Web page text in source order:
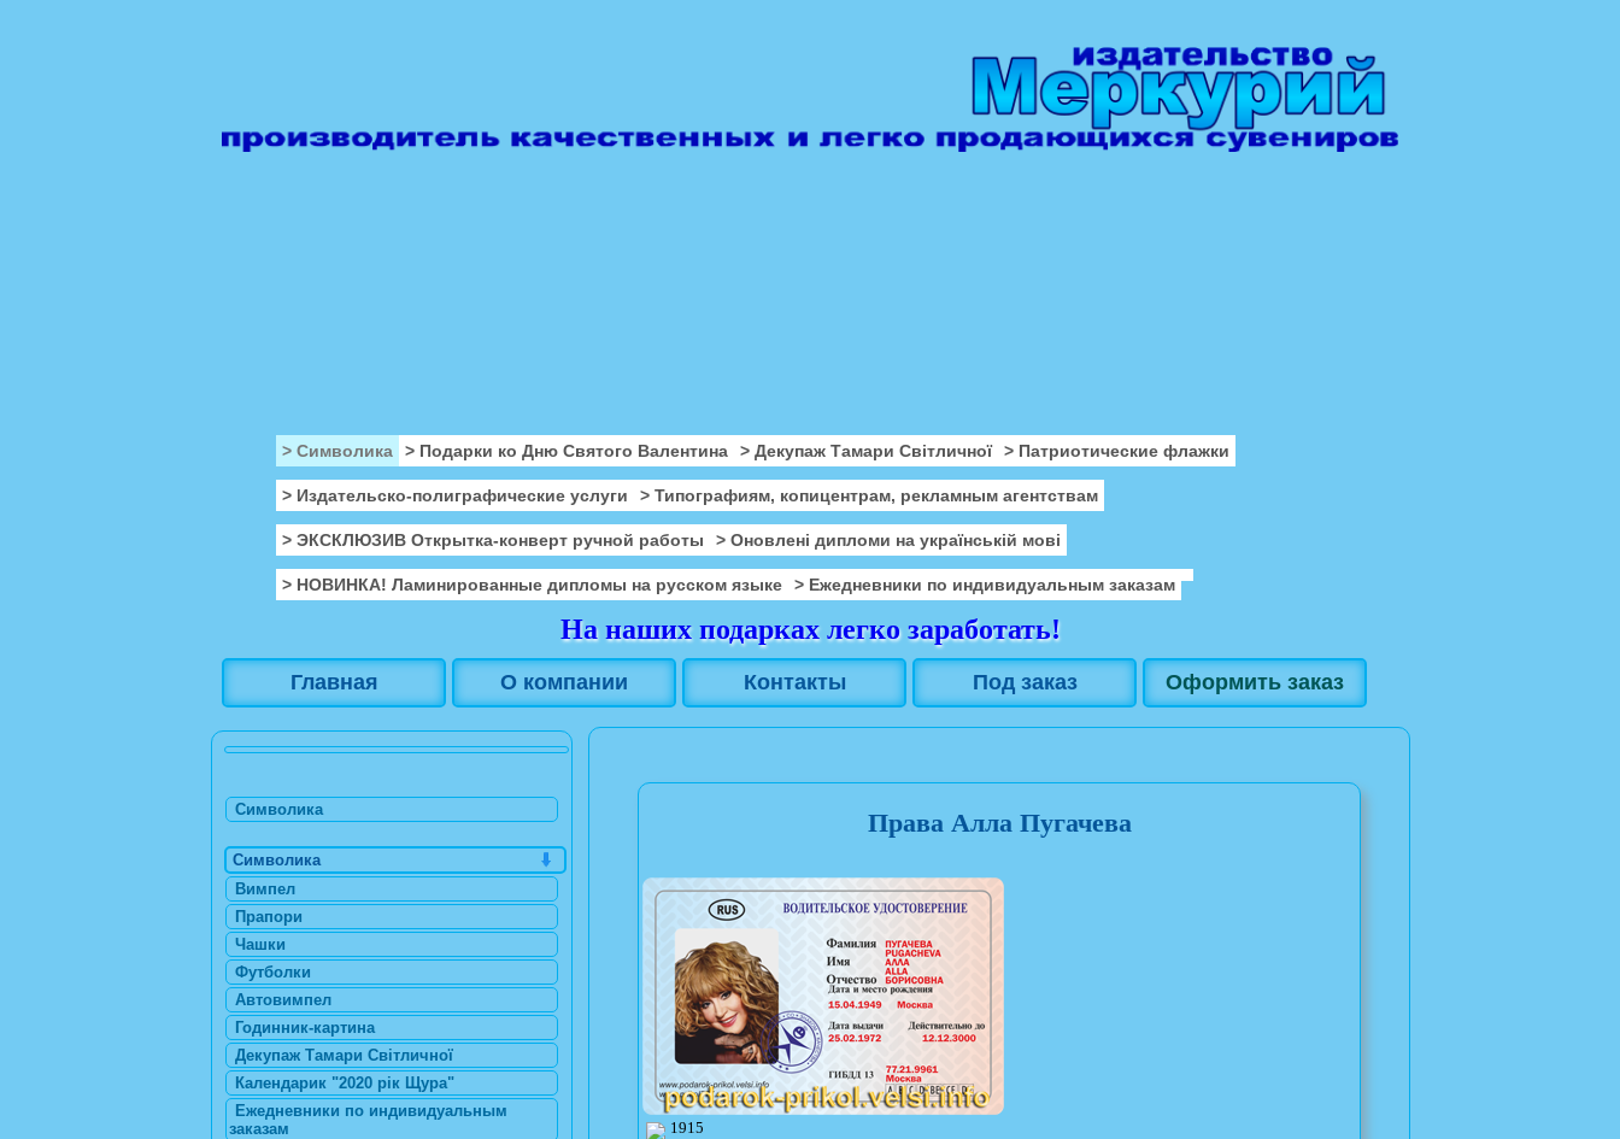
> Символика > Подарки ко Дню Святого Валентина > Декупаж Тамари Світличної > Патриотические флажки
> Издательско-полиграфические услуги > Типографиям, копицентрам, рекламным агентствам
> ЭКСКЛЮЗИВ Открытка-конверт ручной работы > Оновлені дипломи на українській мові
> НОВИНКА! Ламинированные дипломы на русском языке > Ежедневники по индивидуальным заказам
На наших подарках легко заработать!
Главная О компании Контакты Под заказ Оформить заказ
Права Алла Пугачева
1915
Символика
Символика
Вимпел
Прапори
Чашки
Футболки
Автовимпел
Годинник-картина
Декупаж Тамари Світличної
Календарик "2020 рік Щура"
Ежедневники по индивидуальным
заказам